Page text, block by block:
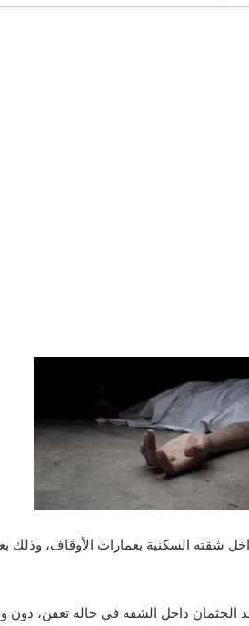
السكنية بعمارات الأوقاف، وذلك بعد
عامًا وكان يقيم بمفرده، وقد وُجد الجثمان داخل